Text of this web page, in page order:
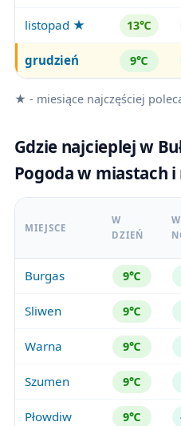
listopad ★ 13℃
grudzień 9℃
★ - miesiące najczęściej
Gdzie najcieplej w
Pogoda w miastach
MIEJSCE
W
DZIEŃ
W
Burgas 9℃
Sliwen 9℃
Warna 9℃
Szumen 9℃
Płowdiw 9℃